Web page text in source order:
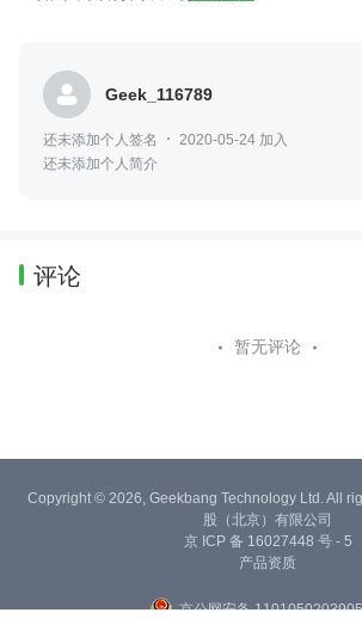
Geek_116789
还未添加个人签名
2020-05-24 加入
还未添加个人简介
评论
暂无评论
Copyright © 2026, Geekbang Technology Ltd. All
股（北京）有限公司
京 ICP 备 16027448 号 - 5
产品资质
京公网安备